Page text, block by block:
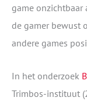
game onzichtbaar
de gamer bewust
andere games
In het onderzoek
Trimbos-instituut